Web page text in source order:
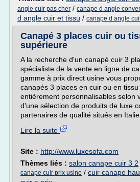
angle cuir pas cher / canape d angle
d angle cuir et tissu / canape d angle
Canapé 3 places cuir ou
supérieure
A la recherche d'un canapé cuir 3
spécialiste de la vente en ligne de
gamme à prix direct usine vous
canapés 3 places en cuir ou en
entièrement personnalisables selon
d'une sélection de produits de luxe
partenaires de qualité situés en Italie
Lire la suite
Site : http://www.luxesofa.com
Thèmes liés : salon canape cuir 3 2
canape cuir prix usine / cuir canape